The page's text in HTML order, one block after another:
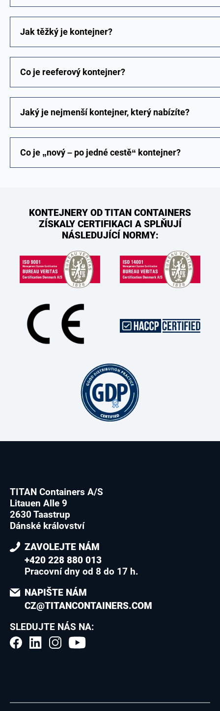
Jak těžký je kontejner?
Co je reeferový kontejner?
Jaký je nejmenší kontejner, který nabízíte?
Co je „nový – po jedné cestě“ kontejner?
KONTEJNERY OD TITAN CONTAINERS
ZÍSKALY CERTIFIKACI A SPLŇUJÍ
NÁSLEDUJÍCÍ NORMY:
TITAN Containers A/S
Litauen Alle 9
2630 Taastrup
Dánské království
ZAVOLEJTE NÁM
+420 228 880 013
Pracovní dny od 8 do 17 h.
NAPIŠTE NÁM
CZ@TITANCONTAINERS.COM
SLEDUJTE NÁS NA: